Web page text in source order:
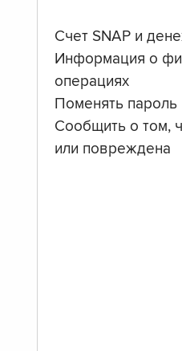
Счет SNAP и
Информация о
операциях
Поменять пароль
Сообщить о том,
или повреждена